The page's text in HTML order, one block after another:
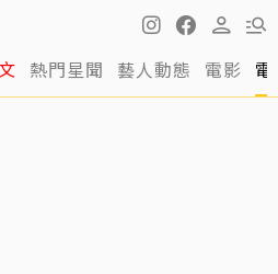
熱門星聞 藝人動態 電影